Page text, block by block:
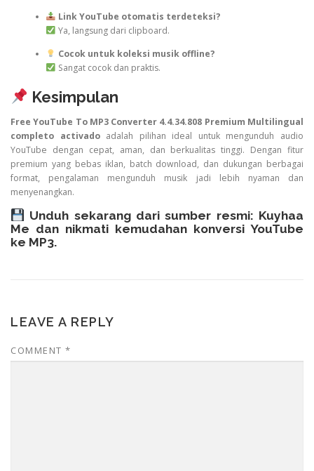
Link YouTube otomatis terdeteksi?
Ya, langsung dari clipboard.
Cocok untuk koleksi musik offline?
Sangat cocok dan praktis.
Kesimpulan
Free YouTube To MP3 Converter 4.4.34.808 Premium Multilingual
completo activadoadalah pilihan ideal untuk mengunduh audio
YouTube dengan cepat, aman, dan berkualitas tinggi. Dengan fitur
premium yang bebas iklan, batch download, dan dukungan berbagai
format, pengalaman mengunduh musik jadi lebih nyaman dan
menyenangkan.
Unduh sekarang dari sumber resmi: Kuyhaa
Me dan nikmati kemudahan konversi YouTube
ke MP3.
LEAVE A REPLY
COMMENT *